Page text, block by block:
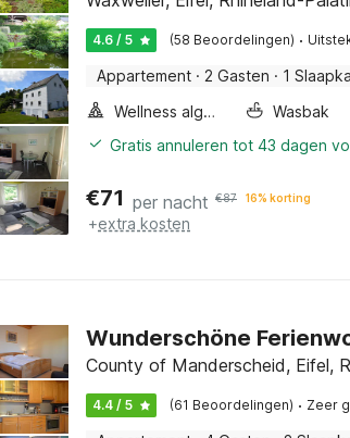
4.6 / 5 (58 Beoordelingen) ·
Appartement · 2 Gasten · 1
Wellness algemeen
Wasbak
Gratis annuleren tot 43 dagen
€71 per nacht €87 16% korting
+extra kosten
Wunderschöne
County of Manderscheid, Eifel,
4.4 / 5 (61 Beoordelingen) · Zeer